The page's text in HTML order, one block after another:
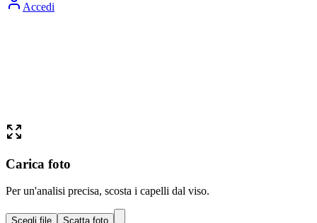
Accedi
Carica foto
Per un'analisi precisa, scosta i capelli dal viso.
Scegli file Scatta foto